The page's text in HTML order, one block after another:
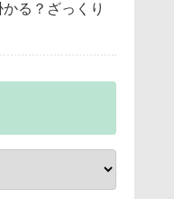
る？ざっくり